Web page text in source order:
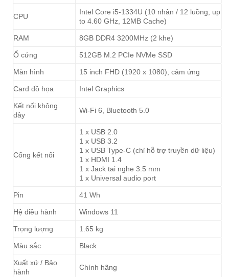
CPU
Intel Core i5-1334U (10 nhân / 12 luồng, up
to 4.60 GHz, 12MB Cache)
RAM 8GB DDR4 3200MHz (2 khe)
Ổ cứng 512GB M.2 PCIe NVMe SSD
Màn hình 15 inch FHD (1920 x 1080), cảm ứng
Card đồ họa Intel Graphics
Kết nối không
dây
Wi-Fi 6, Bluetooth 5.0
Cổng kết nối
1 x USB 2.0
1 x USB 3.2
1 x USB Type-C (chỉ hỗ trợ truyền dữ liệu)
1 x HDMI 1.4
1 x Jack tai nghe 3.5 mm
1 x Universal audio port
Pin 41 Wh
Hệ điều hành Windows 11
Trọng lượng 1.65 kg
Màu sắc Black
Xuất xứ / Bảo
hành
Chính hãng